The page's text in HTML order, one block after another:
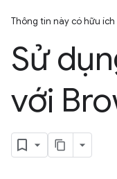
Thông tin này có hữu
Sử
với